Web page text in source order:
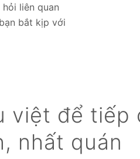
liên quan
bắt kịp với
việt để
nhất quán